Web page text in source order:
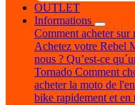
OUTLET
Informations
Comment acheter sur
Achetez votre Rebel
nous ? Qu’est-ce
Tornado Comment
acheter la moto de
bike rapidement et en